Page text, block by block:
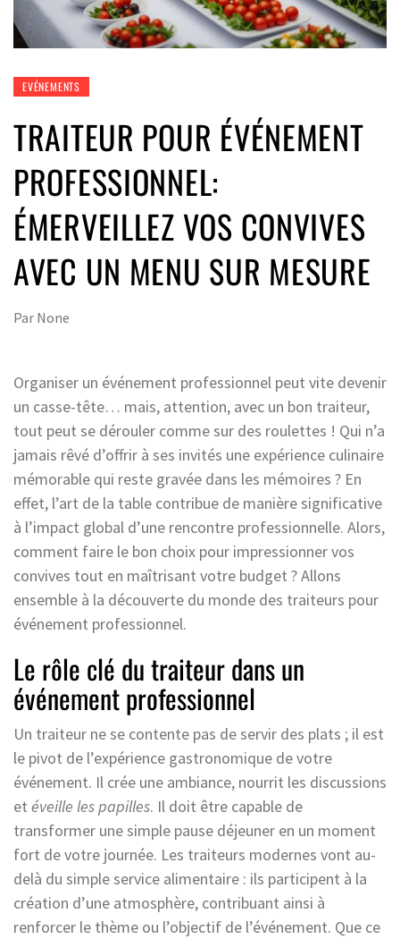
EVÉNEMENTS
TRAITEUR POUR ÉVÉNEMENT
PROFESSIONNEL:
ÉMERVEILLEZ VOS CONVIVES
AVEC UN MENU SUR MESURE
Par None
Organiser un événement professionnel peut vite devenir
un casse-tête… mais, attention, avec un bon traiteur,
tout peut se dérouler comme sur des roulettes ! Qui n’a
jamais rêvé d’offrir à ses invités une expérience culinaire
mémorable qui reste gravée dans les mémoires ? En
effet, l’art de la table contribue de manière significative
à l’impact global d’une rencontre professionnelle. Alors,
comment faire le bon choix pour impressionner vos
convives tout en maîtrisant votre budget ? Allons
ensemble à la découverte du monde des traiteurs pour
événement professionnel.
Le rôle clé du traiteur dans un
événement professionnel
Un traiteur ne se contente pas de servir des plats ; il est
le pivot de l’expérience gastronomique de votre
événement. Il crée une ambiance, nourrit les discussions
et éveille les papilles. Il doit être capable de
transformer une simple pause déjeuner en un moment
fort de votre journée. Les traiteurs modernes vont au-
delà du simple service alimentaire : ils participent à la
création d’une atmosphère, contribuant ainsi à
renforcer le thème ou l’objectif de l’événement. Que ce